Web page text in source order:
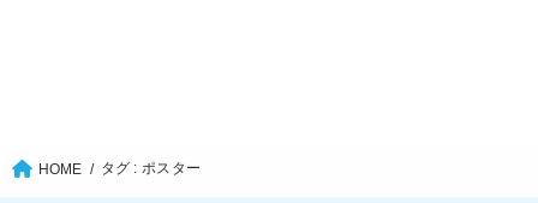
HOME タグ : ポスター